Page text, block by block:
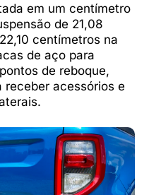
em um centímetro
de 21,08
centímetros na
de aço para
de reboque,
receber acessórios e